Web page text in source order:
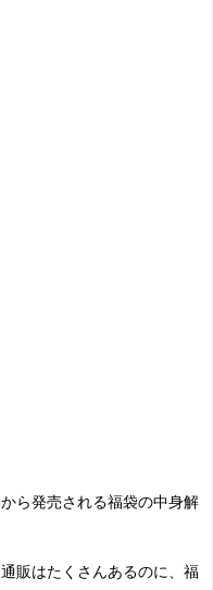
ら発売される福袋の中身解
販はたくさんあるのに、福